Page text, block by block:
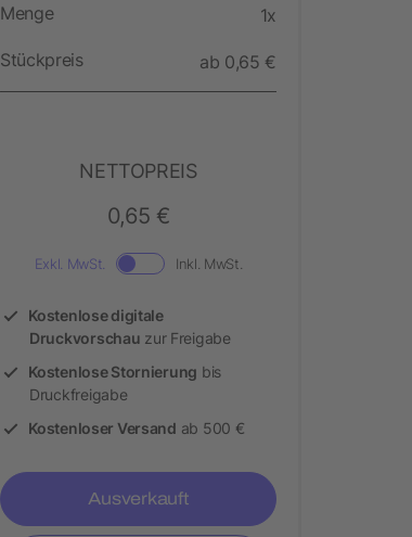
Menge 1x
Stückpreis ab 0,65 €
NETTOPREIS
0,65 €
Exkl. MwSt. Inkl. MwSt.
Kostenlose digitale
Druckvorschau zur Freigabe
Kostenlose Stornierung bis
Druckfreigabe
Kostenloser Versand ab 500 €
Ausverkauft